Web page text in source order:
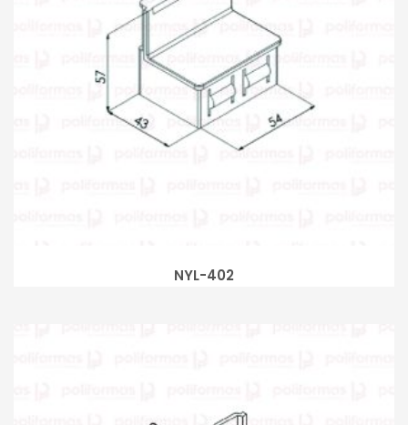
NYL-402